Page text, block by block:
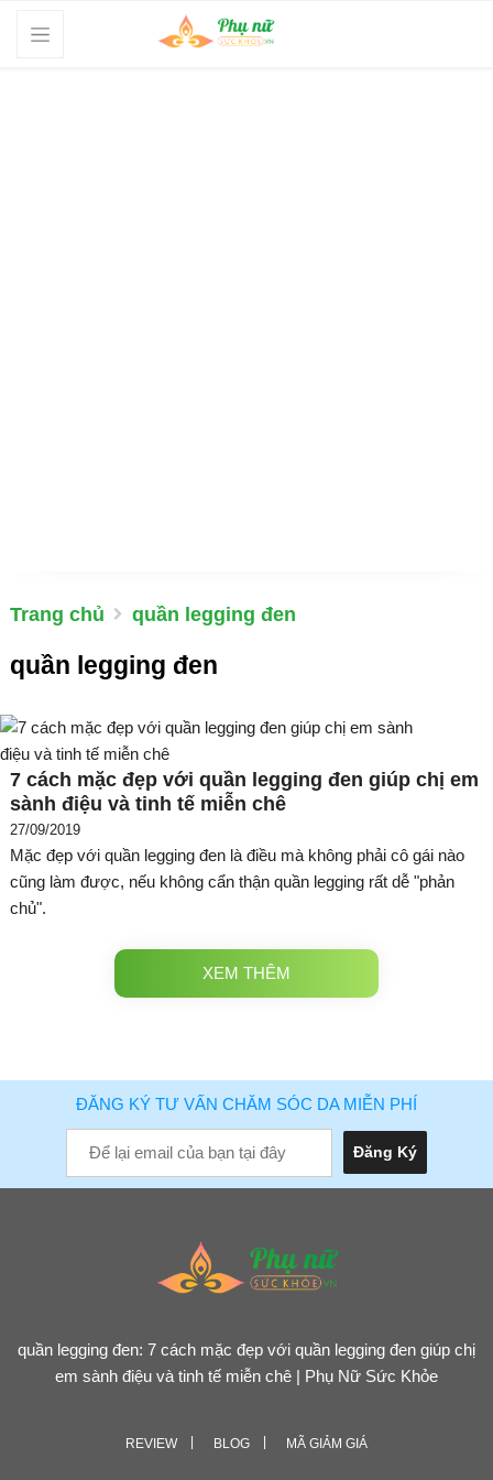
Trang chủ quần legging đen
quần legging đen
7 cách mặc đẹp với quần legging đen giúp chị em
sành điệu và tinh tế miễn chê
27/09/2019
Mặc đẹp với quần legging đen là điều mà không phải cô gái nào
cũng làm được, nếu không cẩn thận quần legging rất dễ "phản
chủ".
XEM THÊM
ĐĂNG KÝ TƯ VẤN CHĂM SÓC DA MIỄN PHÍ
quần legging đen: 7 cách mặc đẹp với quần legging đen giúp chị
em sành điệu và tinh tế miễn chê | Phụ Nữ Sức Khỏe
REVIEW BLOG MÃ GIẢM GIÁ